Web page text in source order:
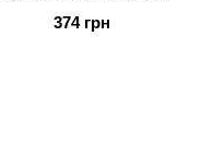
374 грн